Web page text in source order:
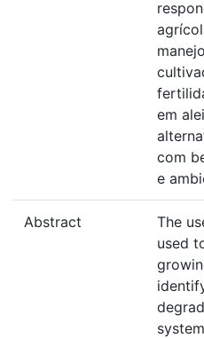
em
com
e
Abstract
The
used